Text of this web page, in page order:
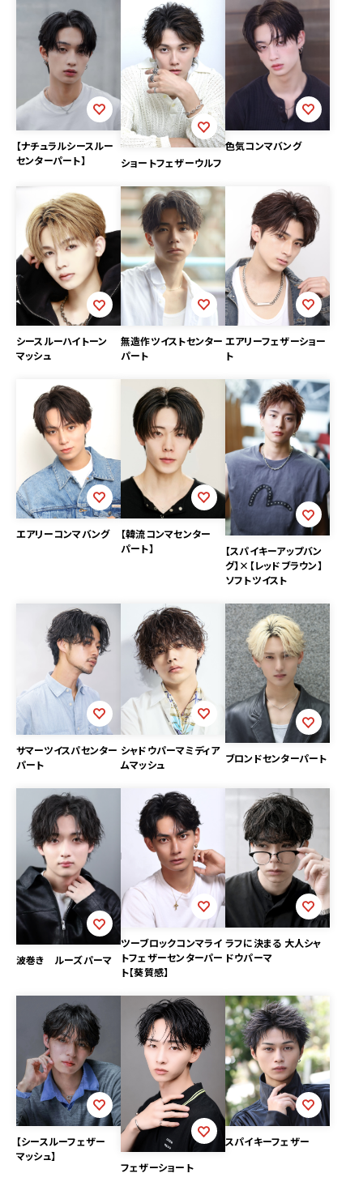
【ナチュラルシースルー
センターパート】
ショートフェザーウルフ
色気コンマバング
シースルーハイトーン
マッシュ
無造作ツイストセンター
パート
エアリーフェザーショー
ト
エアリーコンマバング
【韓流コンマセンター
パート】
【スパイキーアップバン
グ】×【レッドブラウン】
ソフトツイスト
サマーツイスパセンター
パート
シャドウパーマミディア
ムマッシュ
ブロンドセンターパート
波巻き ルーズパーマ
ツーブロックコンマライ
トフェザーセンターパー
ト【葵質感】
ラフに決まる 大人シャ
ドウパーマ
【シースルーフェザー
マッシュ】
フェザーショート
スパイキーフェザー